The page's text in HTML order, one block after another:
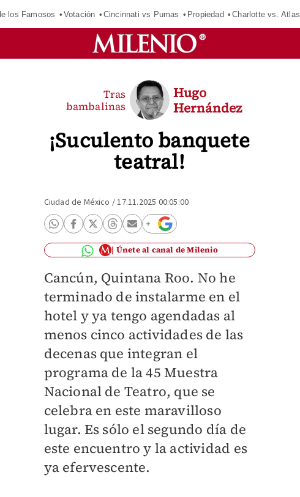
los Famosos Votación Cincinnati vs Pumas Propiedad Charlotte vs. Atlas
¡Suculento banquete
teatral!
Tras
bambalinas
Hugo
Hernández
Ciudad de México /17.11.2025 00:05:00
Únete al canal de Milenio
Cancún, Quintana Roo. No he
terminado de instalarme en el
hotel y ya tengo agendadas al
menos cinco actividades de las
decenas que integran el
programa de la 45 Muestra
Nacional de Teatro, que se
celebra en este maravilloso
lugar. Es sólo el segundo día de
este encuentro y la actividad es
ya efervescente.